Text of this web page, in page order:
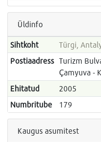
Üldinfo
Sihtkoht
Türgi,
Postiaadress Turizm
Çamyuva -
Ehitatud
2005
Numbritube
179
Kaugus asumitest